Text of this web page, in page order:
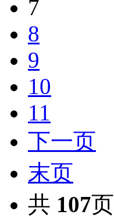
7
8
9
10
11
下一页
末页
共 107页